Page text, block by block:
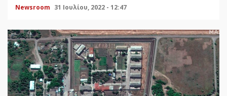
Newsroom 31 Ιουλίου, 2022 - 12:47